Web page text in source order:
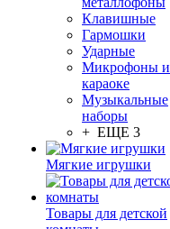
Клавишные
Гармошки
Ударные
Микрофоны и
караоке
Музыкальные
наборы
+ ЕЩЕ 3
Мягкие игрушки
Товары для детской